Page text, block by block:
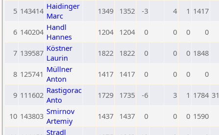
5 143414 Haidinger
Marc
1349 1352 -3 4 1 1417
6 140204 Handl
Hannes
1204 1204 0 0 0 0
7 139587 Köstner
Laurin
1822 1822 0 0 0 1848
8 125741 Müllner
Anton
1417 1417 0 0 0 0
9 111602 Rastigorac
Anto
1729 1735 -6 3 1 1784
10 143803 Smirnov
Artemiy
1437 1437 0 0 0 1590
Stradl